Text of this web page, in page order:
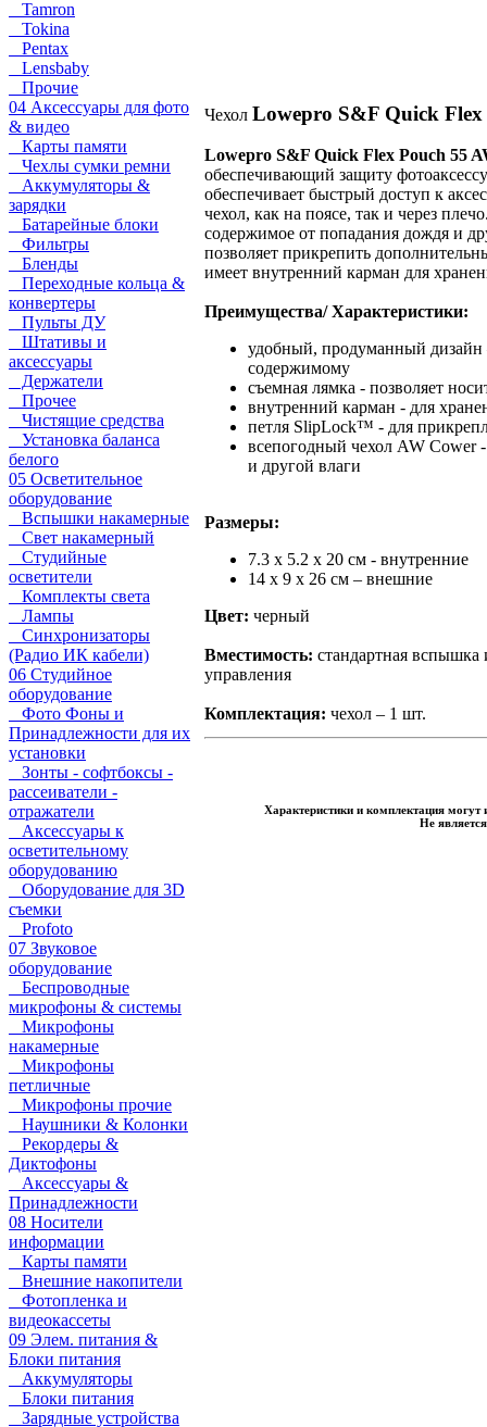
Tamron
Tokina
Pentax
Lensbaby
Прочие
04 Аксессуары для фото
& видео
Карты памяти
Чехлы сумки ремни
Аккумуляторы &
зарядки
Батарейные блоки
Фильтры
Бленды
Переходные кольца &
конвертеры
Пульты ДУ
Штативы и
аксессуары
Держатели
Прочее
Чистящие средства
Установка баланса
белого
05 Осветительное
оборудование
Вспышки накамерные
Свет накамерный
Студийные
осветители
Комплекты света
Лампы
Синхронизаторы
(Радио ИК кабели)
06 Студийное
оборудование
Фото Фоны и
Принадлежности для их
установки
Зонты - софтбоксы -
рассеиватели -
отражатели
Аксессуары к
осветительному
оборудованию
Оборудование для 3D
съемки
Profoto
07 Звуковое
оборудование
Беспроводные
микрофоны & системы
Микрофоны
накамерные
Микрофоны
петличные
Микрофоны прочие
Наушники & Колонки
Рекордеры &
Диктофоны
Аксессуары &
Принадлежности
08 Носители
информации
Карты памяти
Внешние накопители
Фотопленка и
видеокассеты
09 Элем. питания &
Блоки питания
Аккумуляторы
Блоки питания
Зарядные устройства
Чехол Lowepro S&F Quick Flex
Lowepro S&F Quick Flex Pouch 55
обеспечивающий защиту
обеспечивает быстрый доступ к
чехол, как на поясе, так и через
содержимое от попадания дождя и
позволяет прикрепить
имеет внутренний карман для
Преимущества/ Характеристики:
удобный, продуманный дизайн
содержимому
съемная лямка - позволяет
внутренний карман - для
петля SlipLock™ - для
всепогодный чехол AW Cower
и другой влаги
Размеры:
7.3 x 5.2 x 20 см - внутренние
14 x 9 x 26 см – внешние
Цвет: черный
Вместимость: стандартная вспышка
управления
Комплектация: чехол – 1 шт.
Характеристики и комплектация могут
Не